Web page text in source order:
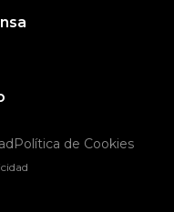
Política de Cookies